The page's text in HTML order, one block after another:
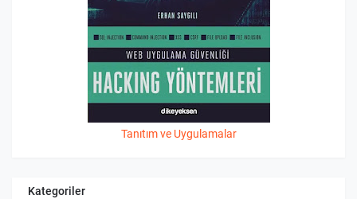
Tanıtım ve Uygulamalar
Kategoriler